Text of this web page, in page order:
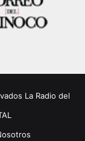
La Radio del